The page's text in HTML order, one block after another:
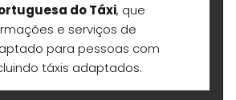
do Táxi, que
e serviços de
para pessoas com
táxis adaptados.